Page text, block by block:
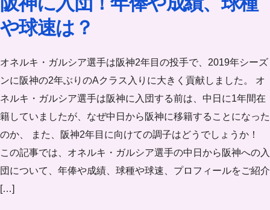
や球速は？
オネルキ・ガルシア選手は阪神2年目の投手で、2019年シーズ
ンに阪神の2年ぶりのAクラス入りに大きく貢献しました。 オ
ネルキ・ガルシア選手は阪神に入団する前は、中日に1年間在
籍していましたが、なぜ中日から阪神に移籍することになった
のか、 また、阪神2年目に向けての調子はどうでしょうか！
この記事では、オネルキ・ガルシア選手の中日から阪神への入
団について、年俸や成績、球種や球速、プロフィールをご紹介
[…]